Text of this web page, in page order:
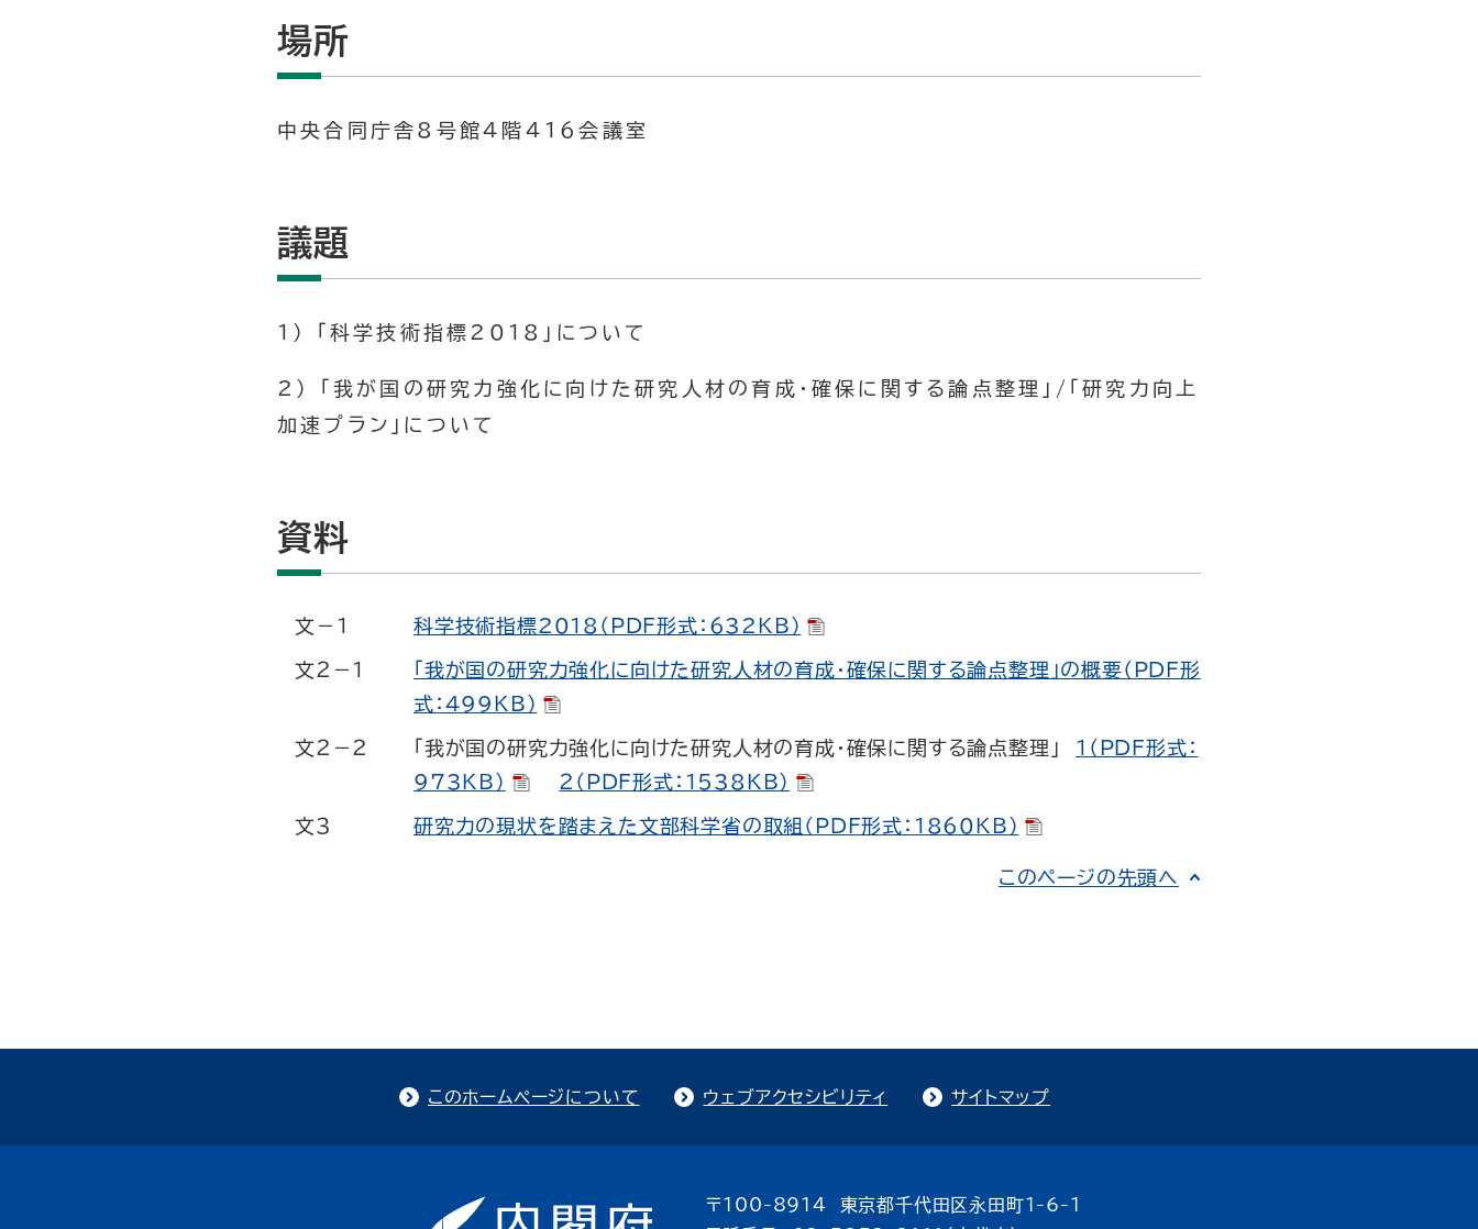
場所
中央合同庁舎8号館４階４１６会議室
議題
1) 「科学技術指標2018」について
2) 「我が国の研究力強化に向けた研究人材の育成・確保に関する論点整理」/「研究力向上
加速プラン」について
資料
文－１ 科学技術指標2018（PDF形式：632KB）
文２－１
「我が国の研究力強化に向けた研究人材の育成・確保に関する論点整理」の概要（PDF形
式：499KB）
文２－２ 「我が国の研究力強化に向けた研究人材の育成・確保に関する論点整理」 １（PDF形式：
973KB）
２（PDF形式：1538KB）
文３ 研究力の現状を踏まえた文部科学省の取組（PDF形式：1860KB）
このページの先頭へ
このホームページについて ウェブアクセシビリティ サイトマップ
〒100-8914 東京都千代田区永田町1-6-1